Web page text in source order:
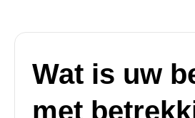
Wat is uw
met